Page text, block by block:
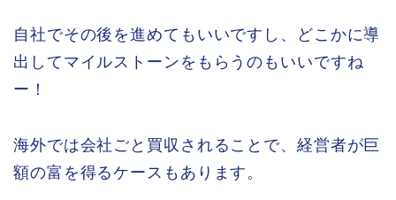
自社でその後を進めてもいいですし、どこかに導
出してマイルストーンをもらうのもいいですね
ー！
海外では会社ごと買収されることで、経営者が巨
額の富を得るケースもあります。